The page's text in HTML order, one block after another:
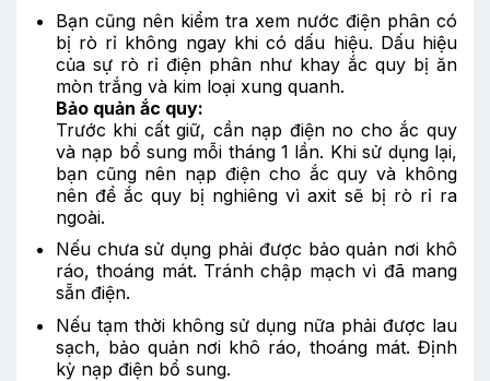
Bạn cũng nên kiểm tra xem nước điện phân có
bị rò rỉ không ngay khi có dấu hiệu. Dấu hiệu
của sự rò rỉ điện phân như khay ắc quy bị ăn
mòn trắng và kim loại xung quanh.
Bảo quản ắc quy:
Trước khi cất giữ, cần nạp điện no cho ắc quy
và nạp bổ sung mỗi tháng 1 lần. Khi sử dụng lại,
bạn cũng nên nạp điện cho ắc quy và không
nên để ắc quy bị nghiêng vì axit sẽ bị rò rỉ ra
ngoài.
Nếu chưa sử dụng phải được bảo quản nơi khô
ráo, thoáng mát. Tránh chập mạch vì đã mang
sẵn điện.
Nếu tạm thời không sử dụng nữa phải được lau
sạch, bảo quản nơi khô ráo, thoáng mát. Định
kỳ nạp điện bổ sung.